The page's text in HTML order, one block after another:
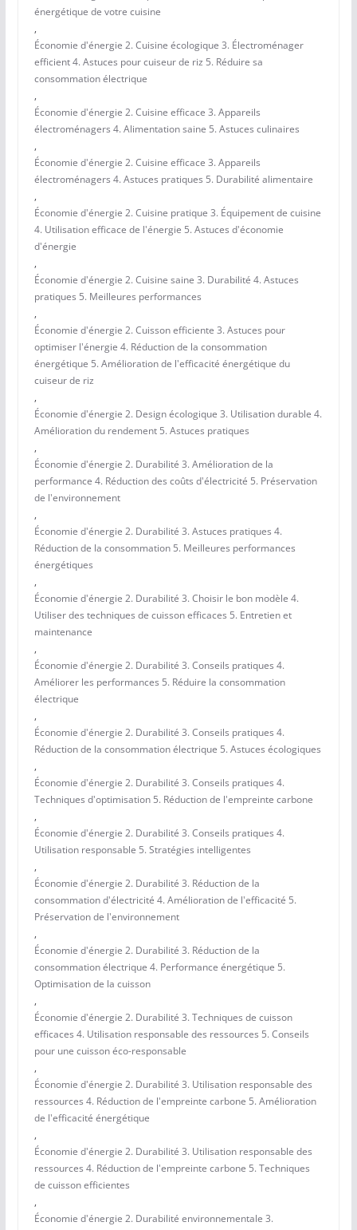
énergétique de votre cuisine
,
Économie d'énergie 2. Cuisine écologique 3. Électroménager
efficient 4. Astuces pour cuiseur de riz 5. Réduire sa
consommation électrique
,
Économie d'énergie 2. Cuisine efficace 3. Appareils
électroménagers 4. Alimentation saine 5. Astuces culinaires
,
Économie d'énergie 2. Cuisine efficace 3. Appareils
électroménagers 4. Astuces pratiques 5. Durabilité alimentaire
,
Économie d'énergie 2. Cuisine pratique 3. Équipement de cuisine
4. Utilisation efficace de l'énergie 5. Astuces d'économie
d'énergie
,
Économie d'énergie 2. Cuisine saine 3. Durabilité 4. Astuces
pratiques 5. Meilleures performances
,
Économie d'énergie 2. Cuisson efficiente 3. Astuces pour
optimiser l'énergie 4. Réduction de la consommation
énergétique 5. Amélioration de l'efficacité énergétique du
cuiseur de riz
,
Économie d'énergie 2. Design écologique 3. Utilisation durable 4.
Amélioration du rendement 5. Astuces pratiques
,
Économie d'énergie 2. Durabilité 3. Amélioration de la
performance 4. Réduction des coûts d'électricité 5. Préservation
de l'environnement
,
Économie d'énergie 2. Durabilité 3. Astuces pratiques 4.
Réduction de la consommation 5. Meilleures performances
énergétiques
,
Économie d'énergie 2. Durabilité 3. Choisir le bon modèle 4.
Utiliser des techniques de cuisson efficaces 5. Entretien et
maintenance
,
Économie d'énergie 2. Durabilité 3. Conseils pratiques 4.
Améliorer les performances 5. Réduire la consommation
électrique
,
Économie d'énergie 2. Durabilité 3. Conseils pratiques 4.
Réduction de la consommation électrique 5. Astuces écologiques
,
Économie d'énergie 2. Durabilité 3. Conseils pratiques 4.
Techniques d'optimisation 5. Réduction de l'empreinte carbone
,
Économie d'énergie 2. Durabilité 3. Conseils pratiques 4.
Utilisation responsable 5. Stratégies intelligentes
,
Économie d'énergie 2. Durabilité 3. Réduction de la
consommation d'électricité 4. Amélioration de l'efficacité 5.
Préservation de l'environnement
,
Économie d'énergie 2. Durabilité 3. Réduction de la
consommation électrique 4. Performance énergétique 5.
Optimisation de la cuisson
,
Économie d'énergie 2. Durabilité 3. Techniques de cuisson
efficaces 4. Utilisation responsable des ressources 5. Conseils
pour une cuisson éco-responsable
,
Économie d'énergie 2. Durabilité 3. Utilisation responsable des
ressources 4. Réduction de l'empreinte carbone 5. Amélioration
de l'efficacité énergétique
,
Économie d'énergie 2. Durabilité 3. Utilisation responsable des
ressources 4. Réduction de l'empreinte carbone 5. Techniques
de cuisson efficientes
,
Économie d'énergie 2. Durabilité environnementale 3.